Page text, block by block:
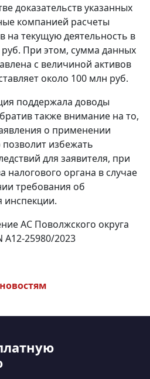
доказательств указанных
компанией расчеты
на текущую деятельность в
При этом, сумма данных
с величиной активов
около 100 млн руб.
поддержала доводы
также внимание на то,
о применении
избежать
для заявителя, при
налогового органа в случае
требования об
инспекции.
АС Поволжского округа
А12-25980/2023